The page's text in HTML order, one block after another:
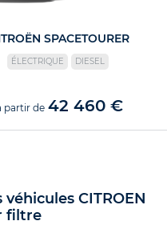
SPACETOURER
ÉLECTRIQUE DIESEL
partir de 42 460 €
CITROEN
filtre